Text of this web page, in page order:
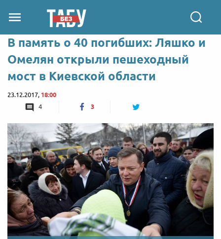
В память о 40 погибших: Ляшко и
Омелян открыли пешеходный
мост в Киевской области
23.12.2017, 18:00
4
3